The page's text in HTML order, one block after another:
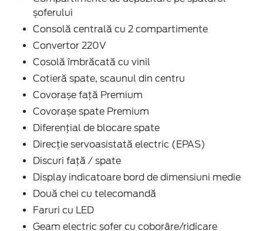
șoferului
Consolă centrală cu 2 compartimente
Convertor 220V
Cosolă îmbrăcată cu vinil
Cotieră spate, scaunul din centru
Covorașe față Premium
Covorașe spate Premium
Diferențial de blocare spate
Direcție servoasistată electric (EPAS)
Discuri față / spate
Display indicatoare bord de dimensiuni medie
Două chei cu telecomandă
Faruri cu LED
Geam electric șofer cu coborâre/ridicare